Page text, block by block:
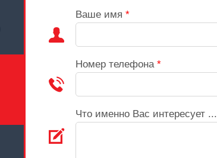
Ваше имя *
Номер телефона *
Что именно Вас интересует ...